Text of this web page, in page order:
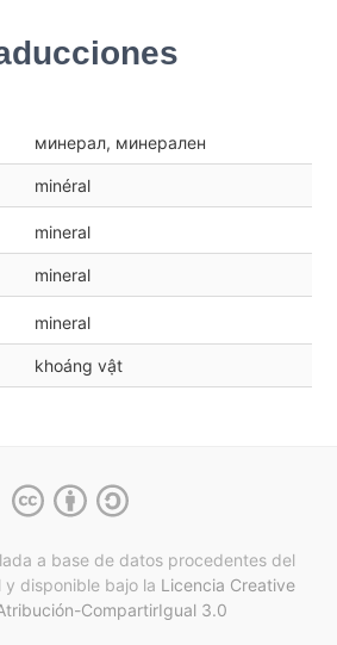
минерал, минерален
minéral
mineral
mineral
mineral
khoáng vật
a base de datos procedentes del
y disponible bajo la Licencia Creative
CompartirIgual 3.0